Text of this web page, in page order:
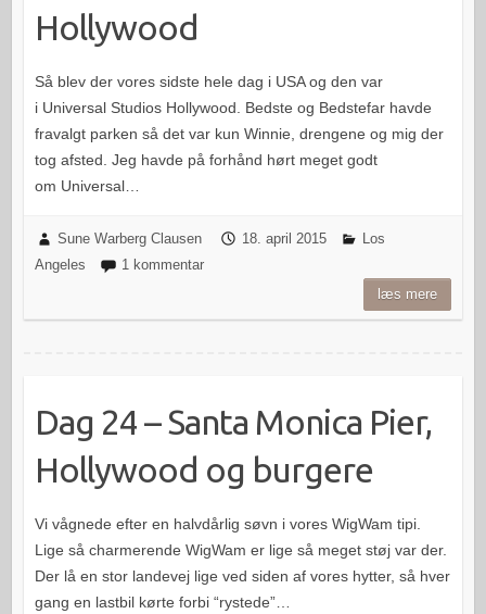
Hollywood
Så blev der vores sidste hele dag i USA og den var
i Universal Studios Hollywood. Bedste og Bedstefar havde
fravalgt parken så det var kun Winnie, drengene og mig der
tog afsted. Jeg havde på forhånd hørt meget godt
om Universal…
Sune Warberg Clausen 18. april 2015
Los
Angeles
1 kommentar
læs mere
Dag 24 – Santa Monica Pier,
Hollywood og burgere
Vi vågnede efter en halvdårlig søvn i vores WigWam tipi.
Lige så charmerende WigWam er lige så meget støj var der.
Der lå en stor landevej lige ved siden af vores hytter, så hver
gang en lastbil kørte forbi “rystede”…